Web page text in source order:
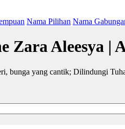
Nama Pilihan Nama
Zara Aleesya |
bunga yang cantik; Dilindungi